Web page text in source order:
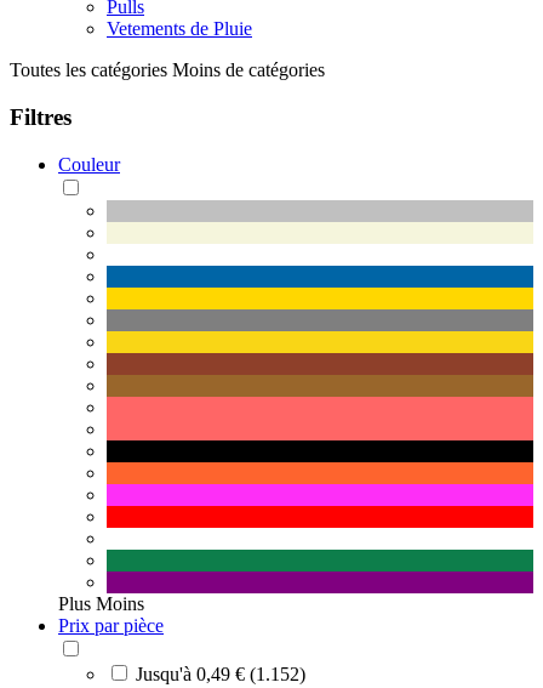
Pulls
Vetements de Pluie
Toutes les catégories Moins de catégories
Filtres
Couleur
Plus Moins
Prix par pièce
Jusqu'à 0,49 € (1.152)